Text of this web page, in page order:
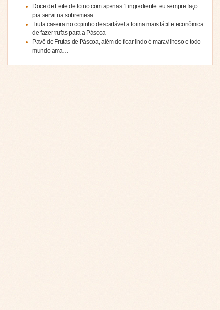
Doce de Leite de forno com apenas 1 ingrediente: eu sempre faço
pra servir na sobremesa…
Trufa caseira no copinho descartável a forma mais fácil e econômica
de fazer trufas para a Páscoa
Pavê de Frutas de Páscoa, além de ficar lindo é maravilhoso e todo
mundo ama…